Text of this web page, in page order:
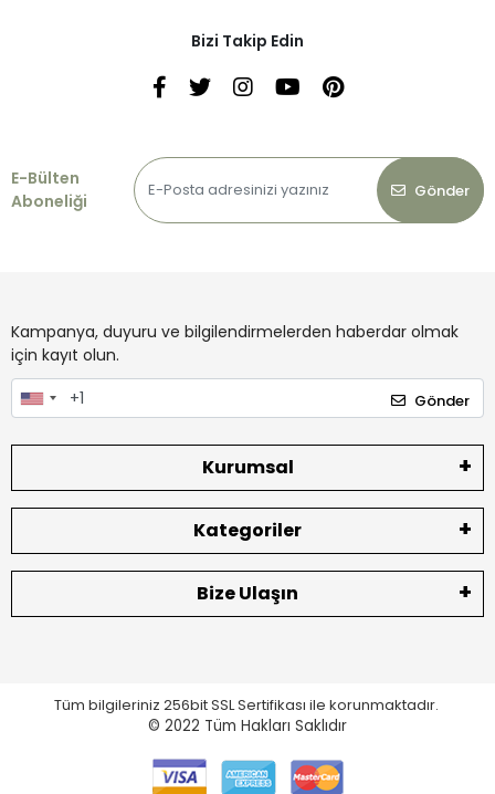
Bizi Takip Edin
E-Bülten
Aboneliği
Gönder
Kampanya, duyuru ve bilgilendirmelerden haberdar olmak
için kayıt olun.
Gönder
Kurumsal
Kategoriler
Bize Ulaşın
Tüm bilgileriniz 256bit SSL Sertifikası ile korunmaktadır.
© 2022 Tüm Hakları Saklıdır